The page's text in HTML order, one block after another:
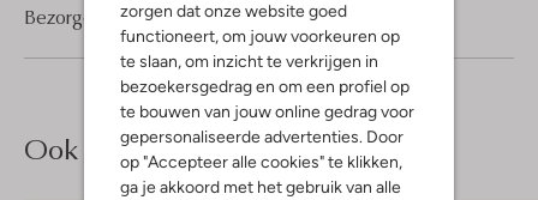
zorgen dat onze website goed
functioneert, om jouw voorkeuren op
te slaan, om inzicht te verkrijgen in
bezoekersgedrag en om een profiel op
te bouwen van jouw online gedrag voor
gepersonaliseerde advertenties. Door
op "Accepteer alle cookies" te klikken,
ga je akkoord met het gebruik van alle
Bezorgen & retourneren
Ook iets voor jou?